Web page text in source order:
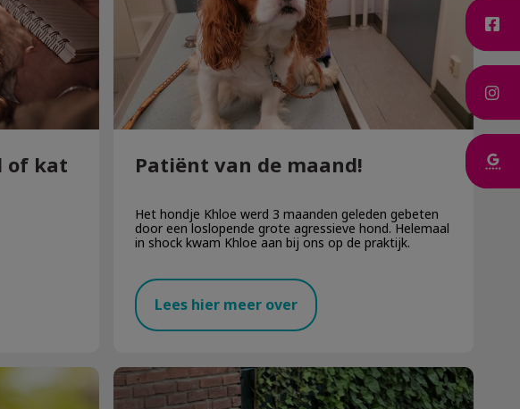
of kat Patiënt van de maand!
Het hondje Khloe werd 3 maanden geleden gebeten
door een loslopende grote agressieve hond. Helemaal
in shock kwam Khloe aan bij ons op de praktijk.
Lees hier meer over
Patiënt van de maand